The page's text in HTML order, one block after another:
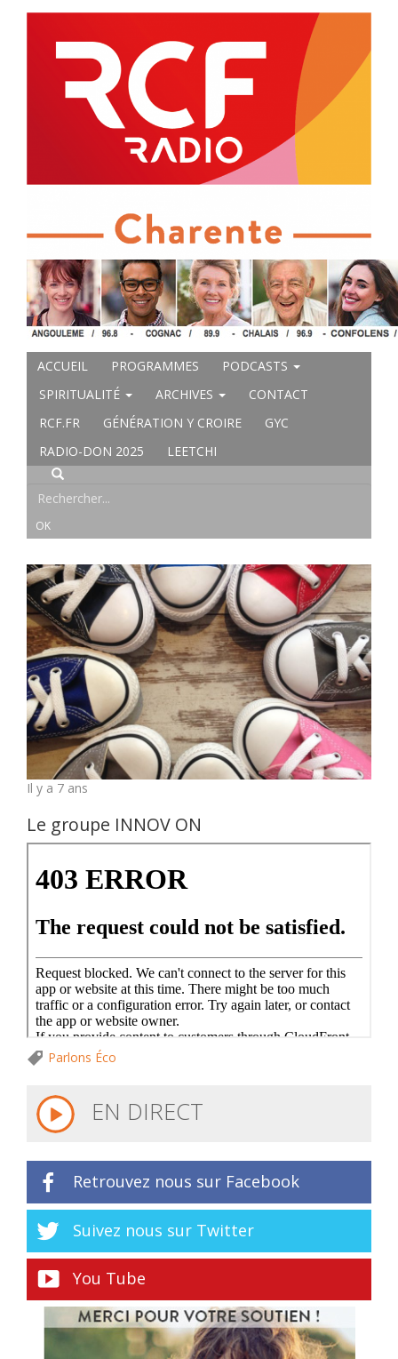
ACCUEIL PROGRAMMES
PODCASTS
SPIRITUALITÉ
ARCHIVES
CONTACT
RCF.FR
GÉNÉRATION Y CROIRE
GYC
RADIO-DON 2025
LEETCHI
Il y a 7 ans
Le groupe INNOV ON
Parlons Éco
EN DIRECT
Retrouvez nous sur Facebook
Suivez nous sur Twitter
You Tube